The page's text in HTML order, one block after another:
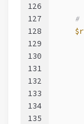
126
127
128
129
130
131
132
133
134
135
#